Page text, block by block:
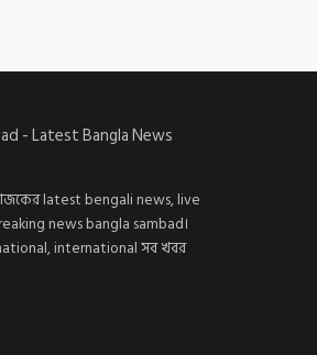
latest bengali news, live
news bangla sambad।
international সব খবর